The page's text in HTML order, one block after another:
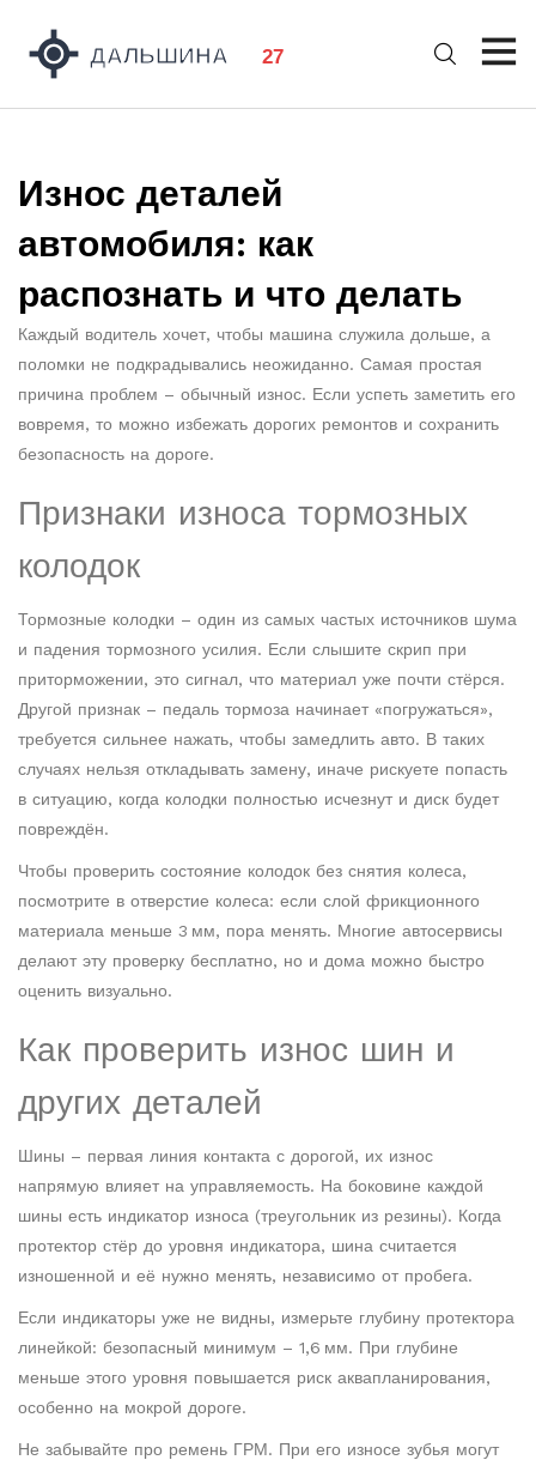
Износ деталей
автомобиля: как
распознать и что делать
Каждый водитель хочет, чтобы машина служила дольше, а
поломки не подкрадывались неожиданно. Самая простая
причина проблем – обычный износ. Если успеть заметить его
вовремя, то можно избежать дорогих ремонтов и сохранить
безопасность на дороге.
Признаки износа тормозных
колодок
Тормозные колодки – один из самых частых источников шума
и падения тормозного усилия. Если слышите скрип при
приторможении, это сигнал, что материал уже почти стёрся.
Другой признак – педаль тормоза начинает «погружаться»,
требуется сильнее нажать, чтобы замедлить авто. В таких
случаях нельзя откладывать замену, иначе рискуете попасть
в ситуацию, когда колодки полностью исчезнут и диск будет
повреждён.
Чтобы проверить состояние колодок без снятия колеса,
посмотрите в отверстие колеса: если слой фрикционного
материала меньше 3 мм, пора менять. Многие автосервисы
делают эту проверку бесплатно, но и дома можно быстро
оценить визуально.
Как проверить износ шин и
других деталей
Шины – первая линия контакта с дорогой, их износ
напрямую влияет на управляемость. На боковине каждой
шины есть индикатор износа (треугольник из резины). Когда
протектор стёр до уровня индикатора, шина считается
изношенной и её нужно менять, независимо от пробега.
Если индикаторы уже не видны, измерьте глубину протектора
линейкой: безопасный минимум – 1,6 мм. При глубине
меньше этого уровня повышается риск аквапланирования,
особенно на мокрой дороге.
Не забывайте про ремень ГРМ. При его износе зубья могут